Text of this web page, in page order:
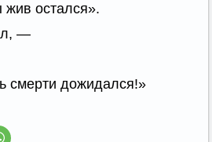
остался».
—
смерти дожидался!»